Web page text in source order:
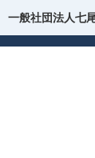
一般社団法人七